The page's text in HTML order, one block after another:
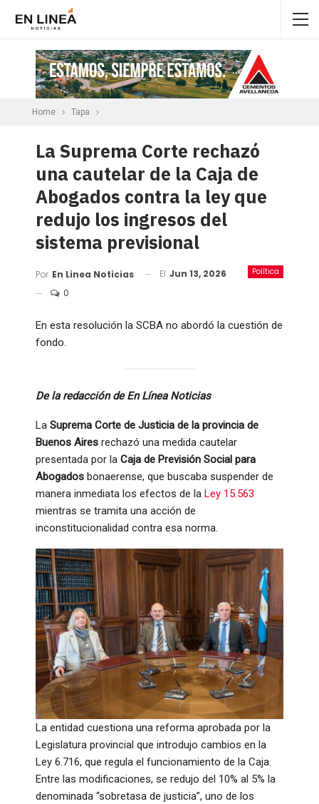
Home Tapa
La Suprema Corte rechazó
una cautelar de la Caja de
Abogados contra la ley que
redujo los ingresos del
sistema previsional
Política
Por En Linea Noticias El Jun 13, 2026
0
En esta resolución la SCBA no abordó la cuestión de
fondo.
De la redacción de En Línea Noticias
La Suprema Corte de Justicia de la provincia de
Buenos Aires rechazó una medida cautelar
presentada por la Caja de Previsión Social para
Abogados bonaerense, que buscaba suspender de
manera inmediata los efectos de la Ley 15.563
mientras se tramita una acción de
inconstitucionalidad contra esa norma.
La entidad cuestiona una reforma aprobada por la
Legislatura provincial que introdujo cambios en la
Ley 6.716, que regula el funcionamiento de la Caja.
Entre las modificaciones, se redujo del 10% al 5% la
denominada “sobretasa de justicia”, uno de los